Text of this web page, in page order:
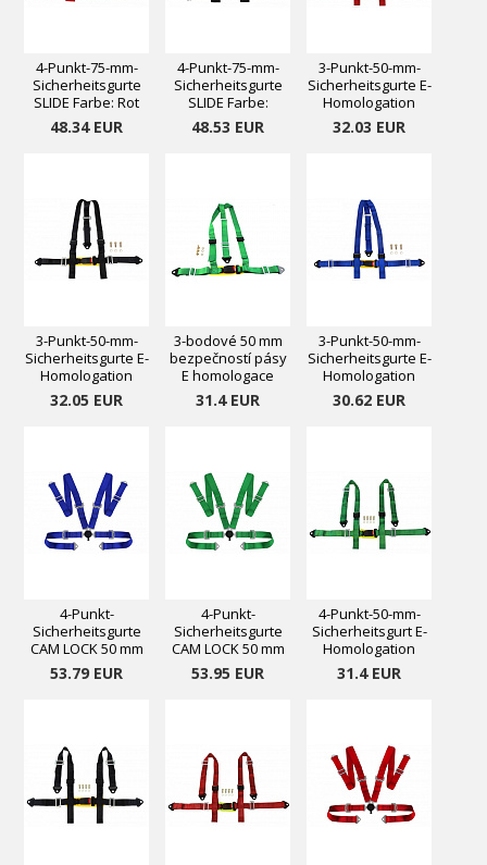
4-Punkt-75-mm-
Sicherheitsgurte
SLIDE Farbe: Rot
48.34 EUR
4-Punkt-75-mm-
Sicherheitsgurte
SLIDE Farbe:
Schwarz
48.53 EUR
3-Punkt-50-mm-
Sicherheitsgurte E-
Homologation
Farbe: Rot
32.03 EUR
3-Punkt-50-mm-
Sicherheitsgurte E-
Homologation
Farbe: Schwarz
32.05 EUR
3-bodové 50 mm
bezpečností pásy
E homologace
Barva: zelená
31.4 EUR
3-Punkt-50-mm-
Sicherheitsgurte E-
Homologation
Farbe: Blau
30.62 EUR
4-Punkt-
Sicherheitsgurte
CAM LOCK 50 mm
blau
53.79 EUR
4-Punkt-
Sicherheitsgurte
CAM LOCK 50 mm
grün
53.95 EUR
4-Punkt-50-mm-
Sicherheitsgurt E-
Homologation
grün
31.4 EUR